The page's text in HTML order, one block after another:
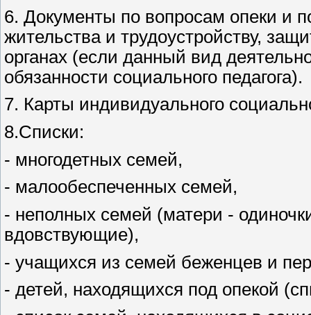
6. Документы по вопросам опеки и
жительства и трудоустройству,
органах (если данный вид
обязанности социального педагога).
7. Карты индивидуального
8.Списки:
- многодетных семей,
- малообеспеченных семей,
- неполных семей (матери -
вдовствующие),
- учащихся из семей беженцев и
- детей, находящихся под опекой